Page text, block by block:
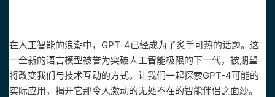
在人工智能的浪潮中，GPT-4已经成为了炙手可热的话题。这
一全新的语言模型被誉为突破人工智能极限的下一代，被期望
将改变我们与技术互动的方式。让我们一起探索GPT-4可能的
实际应用，揭开它那令人激动的无处不在的智能伴侣之面纱。